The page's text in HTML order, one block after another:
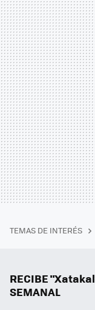
TEMAS DE INTERÉS
RECIBE
SEMANAL